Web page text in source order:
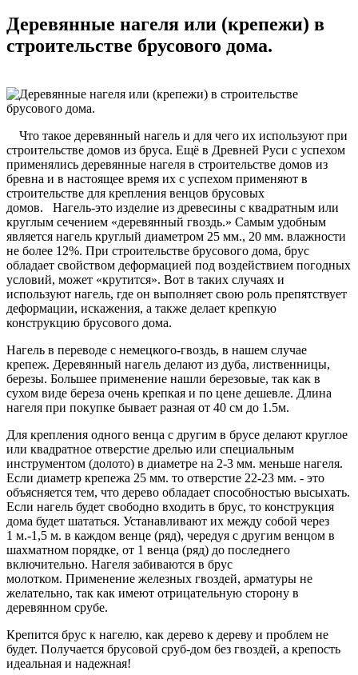
Деревянные нагеля или (крепежи) в
строительстве брусового дома.
Что такое деревянный нагель и для чего их используют при
строительстве домов из бруса. Ещё в Древней Руси с успехом
применялись деревянные нагеля в строительстве домов из
бревна и в настоящее время их с успехом применяют в
строительстве для крепления венцов брусовых
домов. Нагель-это изделие из древесины с квадратным или
круглым сечением «деревянный гвоздь.» Самым удобным
является нагель круглый диаметром 25 мм., 20 мм. влажности
не более 12%. При строительстве брусового дома, брус
обладает свойством деформацией под воздействием погодных
условий, может «крутится». Вот в таких случаях и
используют нагель, где он выполняет свою роль препятствует
деформации, искажения, а также делает крепкую
конструкцию брусового дома.
Нагель в переводе с немецкого-гвоздь, в нашем случае
крепеж. Деревянный нагель делают из дуба, лиственницы,
березы. Большее применение нашли березовые, так как в
сухом виде береза очень крепкая и по цене дешевле. Длина
нагеля при покупке бывает разная от 40 см до 1.5м.
Для крепления одного венца с другим в брусе делают круглое
или квадратное отверстие дрелью или специальным
инструментом (долото) в диаметре на 2-3 мм. меньше нагеля.
Если диаметр крепежа 25 мм. то отверстие 22-23 мм. - это
объясняется тем, что дерево обладает способностью высыхать.
Если нагель будет свободно входить в брус, то конструкция
дома будет шататься. Устанавливают их между собой через
1 м.-1,5 м. в каждом венце (ряд), чередуя с другим венцом в
шахматном порядке, от 1 венца (ряд) до последнего
включительно. Нагеля забиваются в брус
молотком. Применение железных гвоздей, арматуры не
желательно, так как имеют отрицательную сторону в
деревянном срубе.
Крепится брус к нагелю, как дерево к дереву и проблем не
будет. Получается брусовой сруб-дом без гвоздей, а крепость
идеальная и надежная!